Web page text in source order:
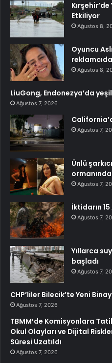
Etkiliyor
Ağustos 8,
Oyuncu
Ağustos 8,
LiuGong, Endonezya’da
Ağustos 7, 2026
Ağustos 7,
Ünlü
Ağustos 7,
İktidarın
Ağustos 7,
Yıllarca
başladı
Ağustos 7,
CHP’liler Bilecik’te Yeni
Ağustos 7, 2026
TBMM’de Komisyonlara
Okul Olayları ve Dijital
Süresi Uzatıldı
Ağustos 7, 2026